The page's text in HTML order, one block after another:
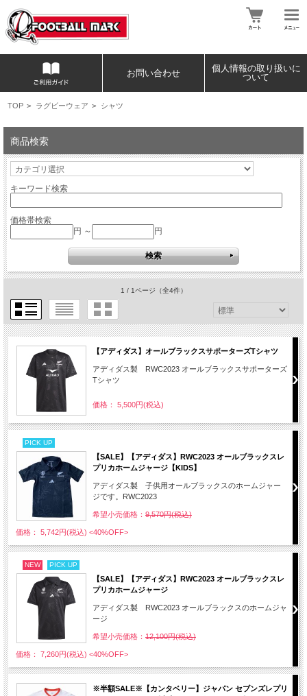
お問い合わせ
個人情報の取り扱いに
ついて
TOP > ラグビーウェア > シャツ
商品検索
キーワード検索
価格帯検索
円 ～
円
1 / 1ページ （全4件）
【アディダス】オールブラックスサポーターズTシャツ
アディダス製 RWC2023 オールブラックスサポーターズ
Tシャツ
価格： 5,500円(税込)
PICK UP
【SALE】【アディダス】RWC2023 オールブラックスレ
プリカホームジャージ【KIDS】
アディダス製 子供用オールブラックスのホームジャー
ジです。RWC2023
希望小売価格： 9,570円(税込)
価格： 5,742円(税込) <40%OFF>
NEW PICK UP
【SALE】【アディダス】RWC2023 オールブラックスレ
プリカホームジャージ
アディダス製 RWC2023 オールブラックスのホームジャ
ージ
希望小売価格： 12,100円(税込)
価格： 7,260円(税込) <40%OFF>
※半額SALE※【カンタベリー】ジャパン セブンズレプリ